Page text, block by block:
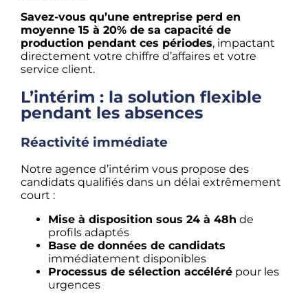
Savez-vous qu’une entreprise perd en
moyenne 15 à 20% de sa capacité de
production pendant ces périodes, impactant
directement votre chiffre d’affaires et votre
service client.
L’intérim : la solution flexible
pendant les absences
Réactivité immédiate
Notre agence d’intérim vous propose des
candidats qualifiés dans un délai extrêmement
court :
Mise à disposition sous 24 à 48h de
profils adaptés
Base de données de candidats
immédiatement disponibles
Processus de sélection accélérépour les
urgences